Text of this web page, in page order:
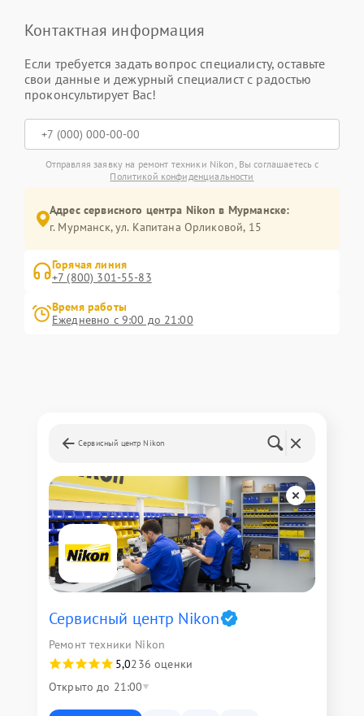
Контактная информация
Если требуется задать вопрос специалисту, оставьте
свои данные и дежурный специалист с радостью
проконсультирует Вас!
Отправляя заявку на ремонт техники Nikon, Вы соглашаетесь с
Политикой конфиденциальности
Адрес сервисного центра Nikon в Мурманске:
г. Мурманск, ул. Капитана Орликовой, 15
Горячая линия
+7 (800) 301-55-83
Время работы
Ежедневно с 9:00 до 21:00
Сервисный центр Nikon
Сервисный центр Nikon
Ремонт техники Nikon
5,0236 оценки
Открыто до 21:00